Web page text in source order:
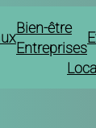
Bien-être
Entreprises